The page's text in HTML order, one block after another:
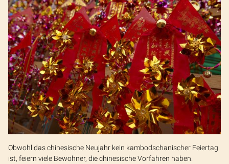
Obwohl das chinesische Neujahr kein kambodschanischer Feiertag
ist, feiern viele Bewohner, die chinesische Vorfahren haben.